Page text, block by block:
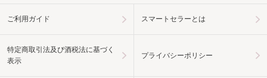
ご利用ガイド スマートセラーとは
特定商取引法及び酒税法に基づく
表示
プライバシーポリシー